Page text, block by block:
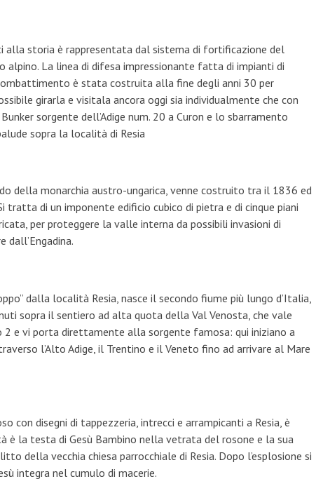
storia è rappresentata dal sistema di fortificazione del
alpino. La linea di difesa impressionante fatta di impianti di
è stata costruita alla fine degli anni 30 per
girarla e visitala ancora oggi sia individualmente che con
sorgente dell’Adige num. 20 a Curon e lo sbarramento
sopra la località di Resia
della monarchia austro-ungarica, venne costruito tra il 1836 ed
tratta di un imponente edificio cubico di pietra e di cinque piani
per proteggere la valle interna da possibili invasioni di
dall’Engadina.
dalla località Resia, nasce il secondo fiume più lungo d’Italia,
sopra il sentiero ad alta quota della Val Venosta, che vale
2 e vi porta direttamente alla sorgente famosa: qui iniziano a
l’Alto Adige, il Trentino e il Veneto fino ad arrivare al Mare
con disegni di tappezzeria, intrecci e arrampicanti a Resia, è
la testa di Gesù Bambino nella vetrata del rosone e la sua
della vecchia chiesa parrocchiale di Resia. Dopo l’esplosione si
integra nel cumulo di macerie.